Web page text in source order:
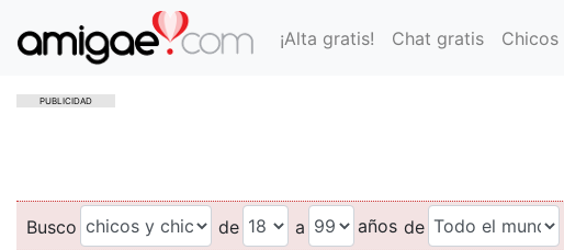
¡Alta gratis! Chat gratis Chicos
PUBLICIDAD
Busco de a años de